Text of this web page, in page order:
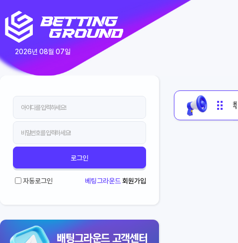
2026년 08월 07일
로그인
자동로그인 베팅그라운드 회원가입
매달 진행하는 페이백